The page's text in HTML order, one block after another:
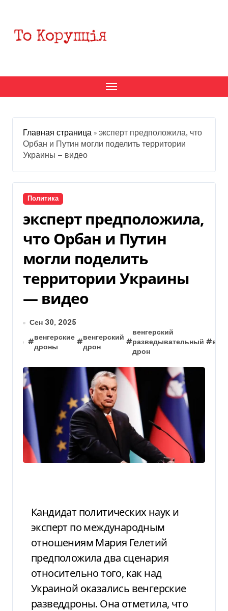
содержанию
Главная страница » эксперт предположила, что
Орбан и Путин могли поделить территории
Украины — видео
Политика
эксперт предположила,
что Орбан и Путин
могли поделить
территории Украины
— видео
Сен 30, 2025
#
венгерские
дроны
#
венгерский
дрон
#
венгерский
разведывательный
дрон
#
Кандидат политических наук и
эксперт по международным
отношениям Мария Гелетий
предположила два сценария
относительно того, как над
Украиной оказались венгерские
разведдроны. Она отметила, что